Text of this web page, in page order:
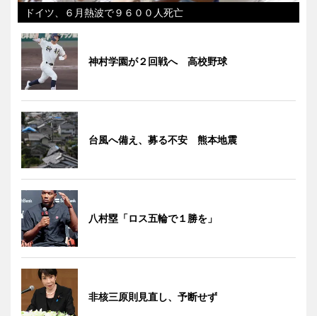
ドイツ、６月熱波で９６００人死亡
神村学園が２回戦へ 高校野球
台風へ備え、募る不安 熊本地震
八村塁「ロス五輪で１勝を」
非核三原則見直し、予断せず